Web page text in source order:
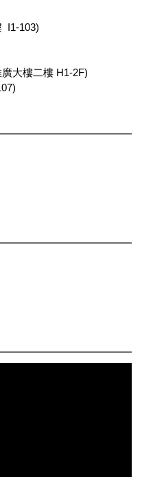
I1-103)
大樓二樓 H1-2F)